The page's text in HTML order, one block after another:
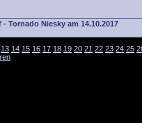
Tornado Niesky am 14.10.2017
13 14 15 16 17 18 19 20 21 22 23 24 25